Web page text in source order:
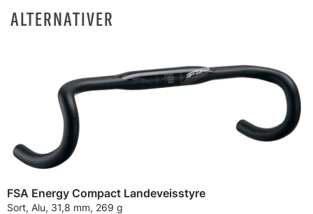
ALTERNATIVER
FSA Energy Compact Landeveisstyre
Sort, Alu, 31,8 mm, 269 g